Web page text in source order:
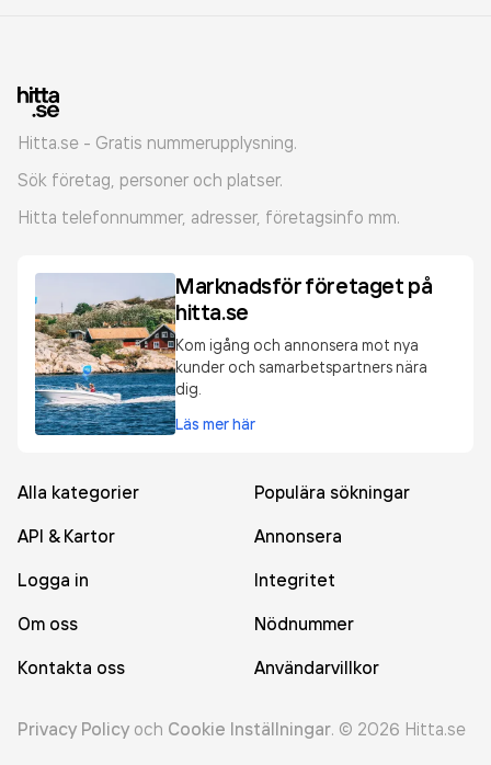
Hitta.se - Gratis nummerupplysning.
Sök företag, personer och platser.
Hitta telefonnummer, adresser, företagsinfo mm.
Marknadsför företaget på
hitta.se
Kom igång och annonsera mot nya
kunder och samarbetspartners nära
dig.
Läs mer här
Alla kategorier
Populära sökningar
API & Kartor
Annonsera
Logga in
Integritet
Om oss
Nödnummer
Kontakta oss
Användarvillkor
Privacy Policy och Cookie Inställningar. © 2026 Hitta.se